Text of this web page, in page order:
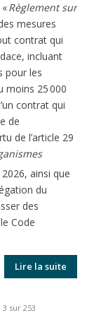
Règlement sur
mesures
contrat qui
incluant
pour les
moins 25 000
contrat qui
de
de l’article 29
ainsi que
du
des
Code
Lire la suite
3 sur 253